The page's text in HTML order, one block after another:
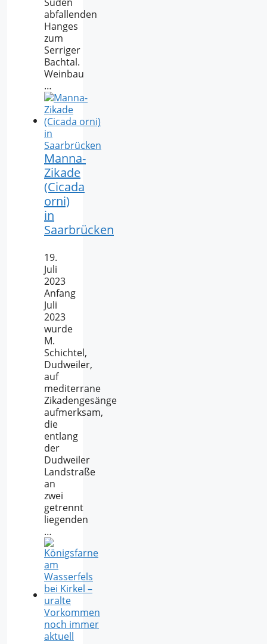
abfallenden
Hanges
zum
Serriger
Bachtal.
Weinbau
…
Manna-
Zikade
(Cicada
orni)
in
Saarbrücken
19.
Juli
2023
Anfang
Juli
2023
wurde
M.
Schichtel,
Dudweiler,
auf
mediterrane
Zikadengesänge
aufmerksam,
die
entlang
der
Dudweiler
Landstraße
an
zwei
getrennt
liegenden
…